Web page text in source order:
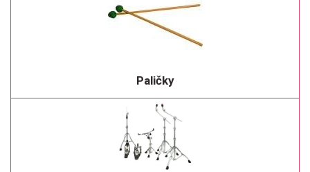
Paličky